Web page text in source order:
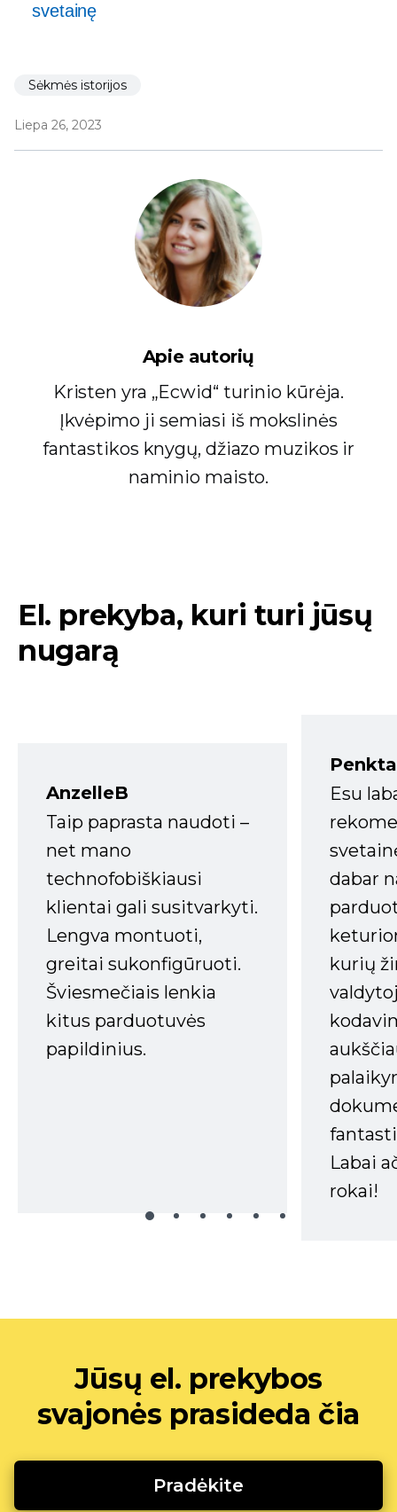
svetainę
Sėkmės istorijos
Liepa 26, 2023
Apie autorių
Kristen yra „Ecwid“ turinio kūrėja.
Įkvėpimo ji semiasi iš mokslinės
fantastikos knygų, džiazo muzikos ir
naminio maisto.
El. prekyba, kuri turi jūsų
nugarą
AnzelleB
Taip paprasta naudoti –
net mano
technofobiškiausi
klientai gali susitvarkyti.
Lengva montuoti,
greitai sukonfigūruoti.
Šviesmečiais lenkia
kitus parduotuvės
papildinius.
Esu
dabar
kurių
Labai
rokai!
Jūsų el. prekybos
svajonės prasideda čia
Pradėkite